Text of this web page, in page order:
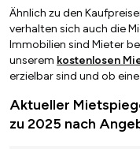
Ähnlich zu den
verhalten sich auch die
Immobilien sind Mieter
unserem kostenlosen
erzielbar sind und ob
Aktueller
zu 2025 nach